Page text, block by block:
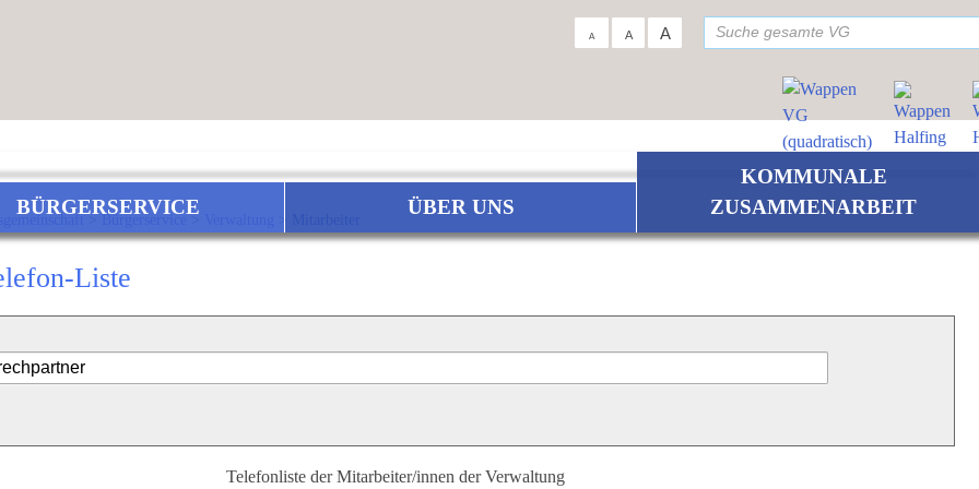
A A A
BÜRGERSERVICE ÜBER UNS
KOMMUNALE
ZUSAMMENARBEIT
>Bürgerservice>
Liste
Telefonliste der Mitarbeiter/innen der Verwaltung